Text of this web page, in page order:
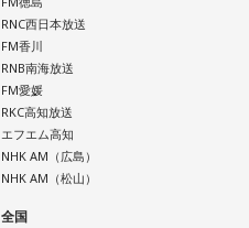
RNC西日本放送
FM香川
RNB南海放送
FM愛媛
RKC高知放送
エフエム高知
NHK AM（広島）
NHK AM（松山）
全国